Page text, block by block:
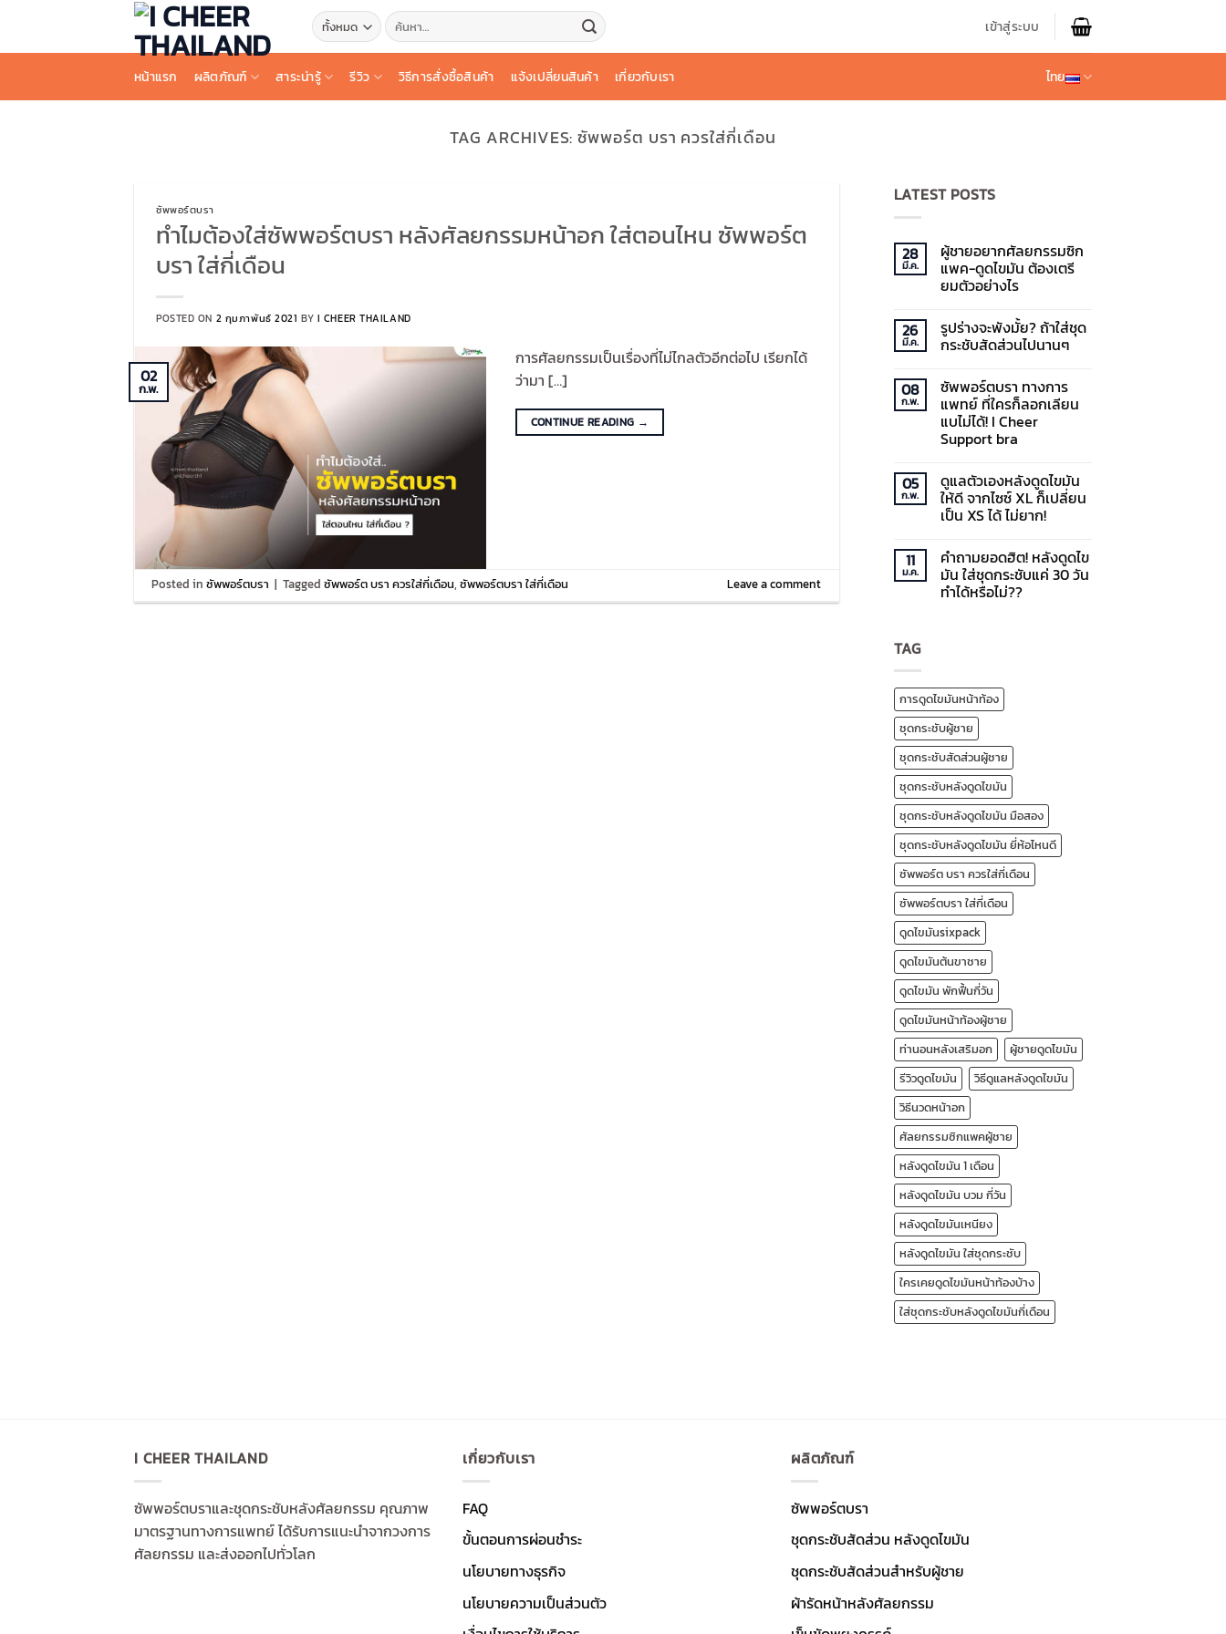
ยัง
ค้นหา: เข้าสู่ระบบ
หน้าแรก ผลิตภัณฑ์ สาระน่ารู้ รีวิว วิธีการสั่งซื้อสินค้า แจ้งเปลี่ยนสินค้า เกี่ยวกับเรา ไทย
TAG ARCHIVES:ซัพพอร์ต บรา ควรใส่กี่เดือน
ซัพพอร์ตบรา
ทำไมต้องใส่ซัพพอร์ตบรา หลังศัลยกรรมหน้าอก ใส่ตอนไหน ซัพพอร์ต
บรา ใส่กี่เดือน
POSTED ON 2 กุมภาพันธ์ 2021 BY I CHEER THAILAND
02
ก.พ.
การศัลยกรรมเป็นเรื่องที่ไม่ไกลตัวอีกต่อไป เรียกได้
ว่ามา […]
CONTINUE READING →
Posted inซัพพอร์ตบรา | Taggedซัพพอร์ต บรา ควรใส่กี่เดือน,ซัพพอร์ตบรา ใส่กี่เดือน Leave a comment
LATEST POSTS
28
มี.ค.
ผู้ชายอยากศัลยกรรมซิก
แพค-ดูดไขมัน ต้องเตรี
ยมตัวอย่างไร
เห็น
บน
ผู้ชาย
ซิก
แพค-
ดูด
ไข
มัน
ต้องเต
ตัวอย่าง
ไร
26
มี.ค.
รูปร่างจะพังมั้ย? ถ้าใส่ชุด
กระชับสัดส่วนไปนานๆ
เห็น
บน
รูป
ร่าง
จะ
พัง
ใส่
ชุด
กระชับ
สัดส่วน
08
ก.พ.
ซัพพอร์ตบรา ทางการ
แพทย์ ที่ใครก็ลอกเลียน
แบไม่ได้! I Cheer
Support bra
เห็น
บน
ซัพพอร์ต
บรา
ที่
ใคร
ก็
ลอก
เลียน
05
ก.พ.
ดูแลตัวเองหลังดูดไขมัน
ให้ดี จากไซซ์ XL ก็เปลี่ยน
เป็น XS ได้ ไม่ยาก!
เห็น
บน
ดูแล
ตัว
จาก
ไซซ์
XL
ก็
เปลี่ยน
เป็น
XS
ได้
ไม่
ยาก!
11
ม.ค.
คำถามยอดฮิต! หลังดูดไข
มัน ใส่ชุดกระชับแค่ 30 วัน
ทำได้หรือไม่??
หลัง
ดูด
ไข
มัน
ใส่
ชุด
กระชับ
แค่
30
วัน
ทำได้
หรือ
ไม่??
TAG
การดูดไขมันหน้าท้อง
ชุดกระชับผู้ชาย
ชุดกระชับสัดส่วนผู้ชาย
ชุดกระชับหลังดูดไขมัน
ชุดกระชับหลังดูดไขมัน มือสอง
ชุดกระชับหลังดูดไขมัน ยี่ห้อไหนดี
ซัพพอร์ต บรา ควรใส่กี่เดือน
ซัพพอร์ตบรา ใส่กี่เดือน
ดูดไขมันsixpack
ดูดไขมันต้นขาชาย
ดูดไขมัน พักฟื้นกี่วัน
ดูดไขมันหน้าท้องผู้ชาย
ท่านอนหลังเสริมอก
ผู้ชายดูดไขมัน
รีวิวดูดไขมัน
วิธีดูแลหลังดูดไขมัน
วิธีนวดหน้าอก
ศัลยกรรมซิกแพคผู้ชาย
หลังดูดไขมัน 1 เดือน
หลังดูดไขมัน บวม กี่วัน
หลังดูดไขมันเหนียง
หลังดูดไขมัน ใส่ชุดกระชับ
ใครเคยดูดไขมันหน้าท้องบ้าง
ใส่ชุดกระชับหลังดูดไขมันกี่เดือน
I CHEER THAILAND
ซัพพอร์ตบราและชุดกระชับหลังศัลยกรรม คุณภาพ
มาตรฐานทางการแพทย์ ได้รับการแนะนำจากวงการ
ศัลยกรรม และส่งออกไปทั่วโลก
เกี่ยวกับเรา
FAQ
ขั้นตอนการผ่อนชำระ
นโยบายทางธุรกิจ
นโยบายความเป็นส่วนตัว
ผลิตภัณฑ์
ซัพพอร์ตบรา
ชุดกระชับสัดส่วน หลังดูดไขมัน
ชุดกระชับสัดส่วนสำหรับผู้ชาย
ผ้ารัดหน้าหลังศัลยกรรม